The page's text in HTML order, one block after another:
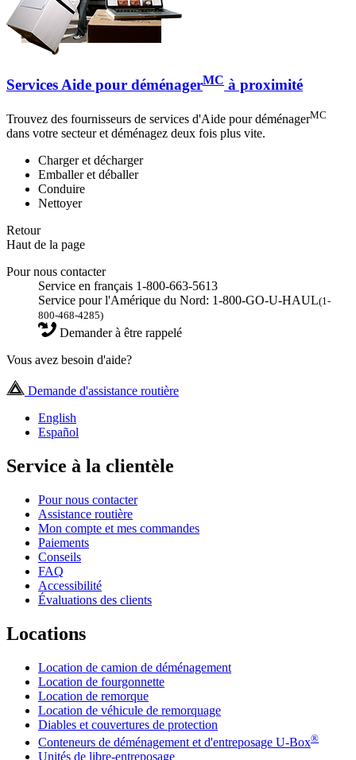
Services Aide pour déménagerMC à proximité
Trouvez des fournisseurs de services d'Aide pour déménagerMC
dans votre secteur et déménagez deux fois plus vite.
Charger et décharger
Emballer et déballer
Conduire
Nettoyer
Retour
Haut de la page
Pour nous contacter
Service en français 1-800-663-5613
Service pour l'Amérique du Nord: 1-800-GO-U-HAUL(1-
800-468-4285)
Demander à être rappelé
Vous avez besoin d'aide?
Demande d'assistance routière
English
Español
Service à la clientèle
Pour nous contacter
Assistance routière
Mon compte et mes commandes
Paiements
Conseils
FAQ
Accessibilité
Évaluations des clients
Locations
Location de camion de déménagement
Location de fourgonnette
Location de remorque
Location de véhicule de remorquage
Diables et couvertures de protection
Conteneurs de déménagement et d'entreposage U-Box®
Unités de libre-entreposage